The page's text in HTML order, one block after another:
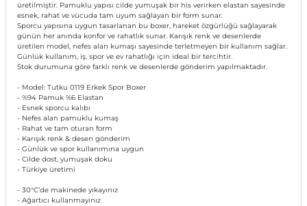
üretilmiştir. Pamuklu yapısı cilde yumuşak bir his verirken elastan sayesinde
esnek, rahat ve vücuda tam uyum sağlayan bir form sunar.
Sporcu yapısına uygun tasarlanan bu boxer, hareket özgürlüğü sağlayarak
günün her anında konfor ve rahatlık sunar. Karışık renk ve desenlerde
üretilen model, nefes alan kumaşı sayesinde terletmeyen bir kullanım sağlar.
Günlük kullanım, iş, spor ve ev rahatlığı için ideal bir tercihtir.
Stok durumuna göre farklı renk ve desenlerde gönderim yapılmaktadır.
- Model: Tutku 0119 Erkek Spor Boxer
- %94 Pamuk %6 Elastan
- Esnek sporcu kalıbı
- Nefes alan pamuklu kumaş
- Rahat ve tam oturan form
- Karışık renk & desen gönderim
- Günlük ve spor kullanımına uygun
- Cilde dost, yumuşak doku
- Türkiye üretimi
- 30°C’de makinede yıkayınız
- Ağartıcı kullanmayınız